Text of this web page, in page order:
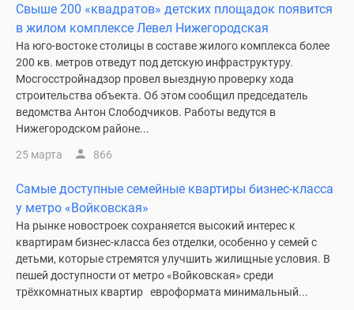
Свыше 200 «квадратов» детских площадок появится
в жилом комплексе Левел Нижегородская
На юго-востоке столицы в составе жилого комплекса более
200 кв. метров отведут под детскую инфраструктуру.
Мосгосстройнадзор провел выездную проверку хода
строительства объекта. Об этом сообщил председатель
ведомства Антон Слободчиков. Работы ведутся в
Нижегородском районе...
25 марта 866
Самые доступные семейные квартиры бизнес-класса
у метро «Войковская»
На рынке новостроек сохраняется высокий интерес к
квартирам бизнес-класса без отделки, особенно у семей с
детьми, которые стремятся улучшить жилищные условия. В
пешей доступности от метро «Войковская» среди
трёхкомнатных квартир евроформата минимальный...